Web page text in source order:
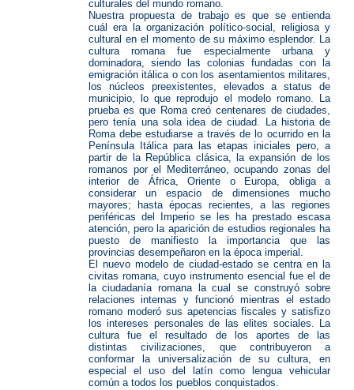
culturales del mundo romano.
Nuestra propuesta de trabajo es que se entienda
cuál era la organización político-social, religiosa y
cultural en el momento de su máximo esplendor. La
cultura romana fue especialmente urbana y
dominadora, siendo las colonias fundadas con la
emigración itálica o con los asentamientos militares,
los núcleos preexistentes, elevados a status de
municipio, lo que reprodujo el modelo romano. La
prueba es que Roma creó centenares de ciudades,
pero tenía una sola idea de ciudad. La historia de
Roma debe estudiarse a través de lo ocurrido en la
Península Itálica para las etapas iniciales pero, a
partir de la República clásica, la expansión de los
romanos por el Mediterráneo, ocupando zonas del
interior de África, Oriente o Europa, obliga a
considerar un espacio de dimensiones mucho
mayores; hasta épocas recientes, a las regiones
periféricas del Imperio se les ha prestado escasa
atención, pero la aparición de estudios regionales ha
puesto de manifiesto la importancia que las
provincias desempeñaron en la época imperial.
El nuevo modelo de ciudad-estado se centra en la
civitas romana, cuyo instrumento esencial fue el de
la ciudadanía romana la cual se construyó sobre
relaciones internas y funcionó mientras el estado
romano moderó sus apetencias fiscales y satisfizo
los intereses personales de las elites sociales. La
cultura fue el resultado de los aportes de las
distintas civilizaciones, que contribuyeron a
conformar la universalización de su cultura, en
especial el uso del latín como lengua vehicular
común a todos los pueblos conquistados.